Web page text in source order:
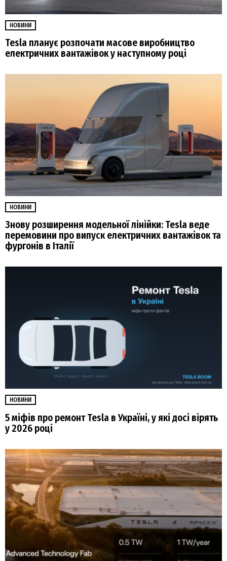
НОВИНИ
Tesla планує розпочати масове виробництво
електричних вантажівок у наступному році
НОВИНИ
Знову розширення модельної лінійки: Tesla веде
перемовини про випуск електричних вантажівок та
фургонів в Італії
НОВИНИ
5 міфів про ремонт Tesla в Україні, у які досі вірять
у 2026 році